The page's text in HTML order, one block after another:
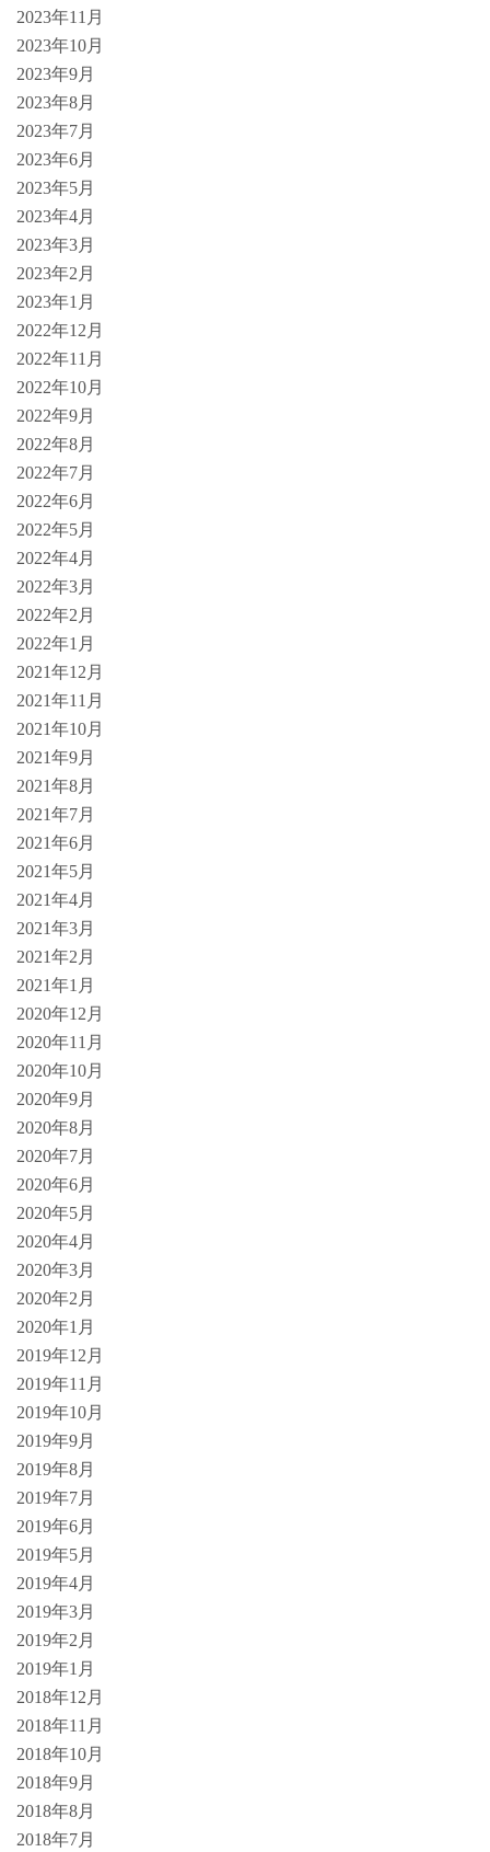
2023年11月
2023年10月
2023年9月
2023年8月
2023年7月
2023年6月
2023年5月
2023年4月
2023年3月
2023年2月
2023年1月
2022年12月
2022年11月
2022年10月
2022年9月
2022年8月
2022年7月
2022年6月
2022年5月
2022年4月
2022年3月
2022年2月
2022年1月
2021年12月
2021年11月
2021年10月
2021年9月
2021年8月
2021年7月
2021年6月
2021年5月
2021年4月
2021年3月
2021年2月
2021年1月
2020年12月
2020年11月
2020年10月
2020年9月
2020年8月
2020年7月
2020年6月
2020年5月
2020年4月
2020年3月
2020年2月
2020年1月
2019年12月
2019年11月
2019年10月
2019年9月
2019年8月
2019年7月
2019年6月
2019年5月
2019年4月
2019年3月
2019年2月
2019年1月
2018年12月
2018年11月
2018年10月
2018年9月
2018年8月
2018年7月